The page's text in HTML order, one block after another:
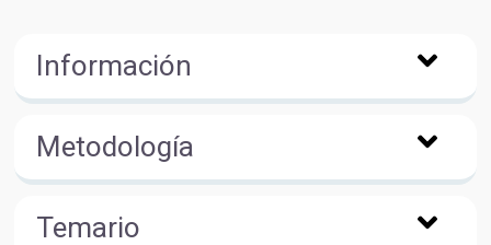
Información
Metodología
Temario